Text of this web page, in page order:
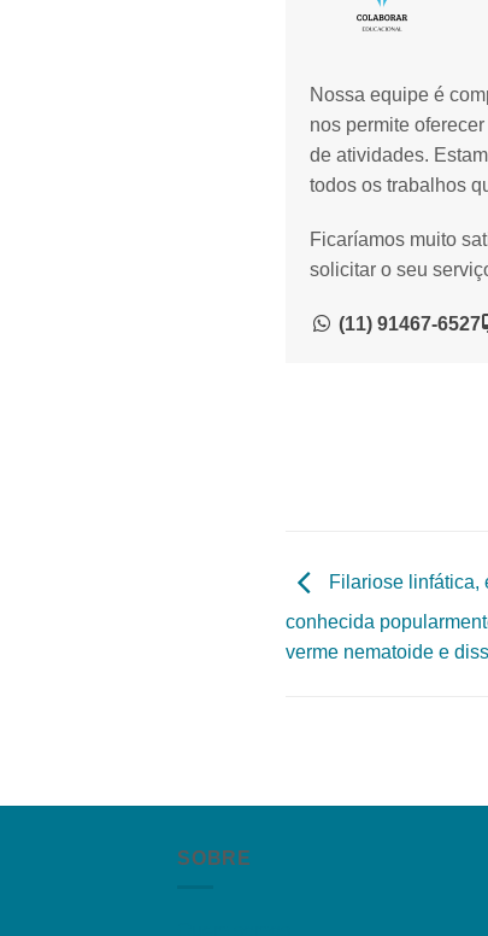
Nossa equipe é
nos permite
de atividades.
todos os trabalhos
Ficaríamos muito
solicitar o seu
(11) 91467-6527
Filariose linfática,
conhecida
verme nematoide e
SOBRE